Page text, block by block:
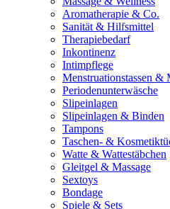
Aromatherapie & Co.
Sanität & Hilfsmittel
Therapiebedarf
Inkontinenz
Intimpflege
Menstruationstassen &
Periodenunterwäsche
Slipeinlagen
Slipeinlagen & Binden
Tampons
Taschen- &
Watte & Wattestäbchen
Gleitgel & Massage
Sextoys
Bondage
Spiele & Sets